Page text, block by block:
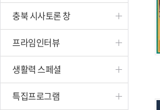
충북 시사토론 창
프라임인터뷰
생활력 스페셜
특집프로그램